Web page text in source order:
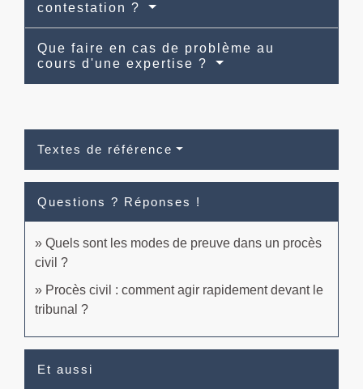
contestation ?
Que faire en cas de problème au
cours d'une expertise ?
Textes de référence
Questions ? Réponses !
Quels sont les modes de preuve dans un procès
civil ?
Procès civil : comment agir rapidement devant le
tribunal ?
Et aussi